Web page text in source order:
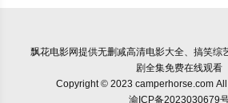
飘花电影网提供无删减高清电影大全、搞笑综
剧全集免费在线观看
Copyright © 2023 camperhorse.com
渝ICP备2023030679